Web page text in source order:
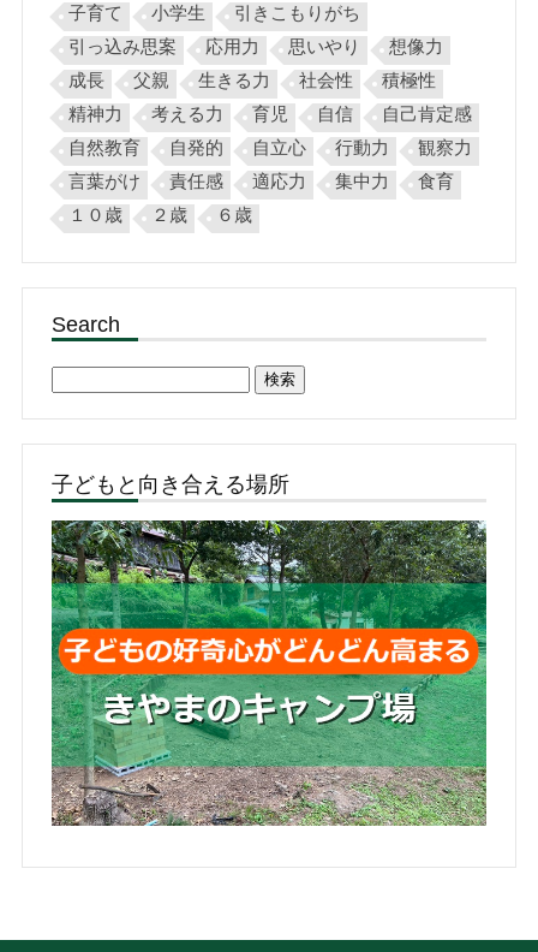
子育て
小学生
引きこもりがち
引っ込み思案
応用力 思いやり
想像力
成長
父親 生きる力 社会性
積極性
精神力
考える力 育児 自信
自己肯定感
自然教育
自発的 自立心 行動力
観察力
言葉がけ
責任感 適応力 集中力
食育
１０歳
２歳 ６歳
Search
子どもと向き合える場所